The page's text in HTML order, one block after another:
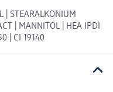
| STEARALKONIUM
| MANNITOL | HEA IPDI
| CI 19140